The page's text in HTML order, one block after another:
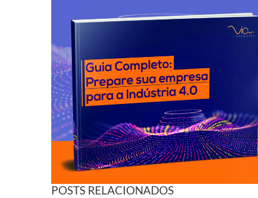
POSTS RELACIONADOS